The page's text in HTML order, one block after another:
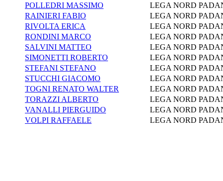
POLLEDRI MASSIMO
LEGA NORD
RAINIERI FABIO
LEGA NORD
RIVOLTA ERICA
LEGA NORD
RONDINI MARCO
LEGA NORD
SALVINI MATTEO
LEGA NORD
SIMONETTI ROBERTO
LEGA NORD
STEFANI STEFANO
LEGA NORD
STUCCHI GIACOMO
LEGA NORD
TOGNI RENATO WALTER
LEGA NORD
TORAZZI ALBERTO
LEGA NORD
VANALLI PIERGUIDO
LEGA NORD
VOLPI RAFFAELE
LEGA NORD